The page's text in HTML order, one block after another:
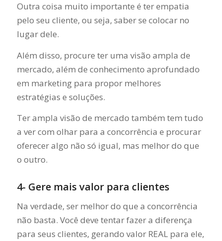
Outra coisa muito importante é ter empatia
pelo seu cliente, ou seja, saber se colocar no
lugar dele.
Além disso, procure ter uma visão ampla de
mercado, além de conhecimento aprofundado
em marketing para propor melhores
estratégias e soluções.
Ter ampla visão de mercado também tem tudo
a ver com olhar para a concorrência e procurar
oferecer algo não só igual, mas melhor do que
o outro.
4- Gere mais valor para clientes
Na verdade, ser melhor do que a concorrência
não basta. Você deve tentar fazer a diferença
para seus clientes, gerando valor REAL para ele,